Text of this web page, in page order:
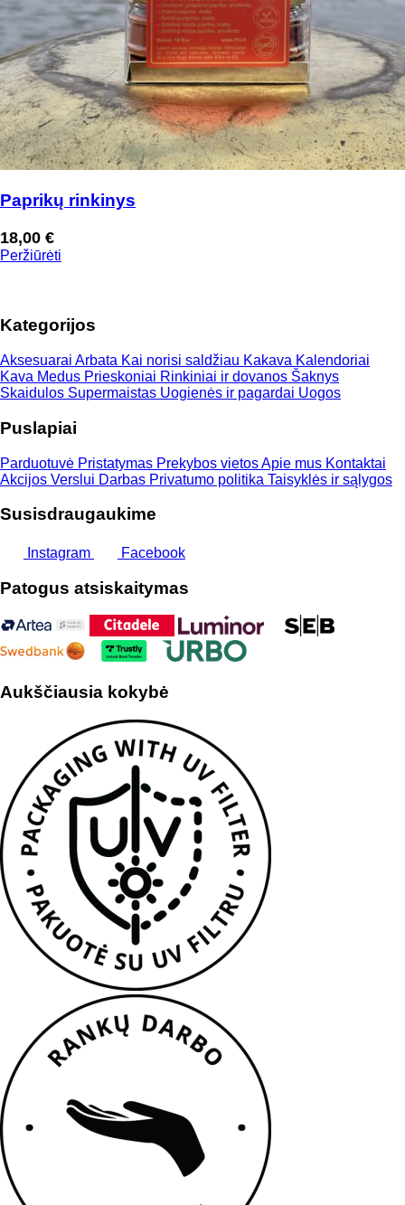
Paprikų rinkinys
18,00 €
Peržiūrėti
Kategorijos
Aksesuarai Arbata Kai norisi saldžiau Kakava Kalendoriai
Kava Medus Prieskoniai Rinkiniai ir dovanos Šaknys
Skaidulos Supermaistas Uogienės ir pagardai Uogos
Puslapiai
Parduotuvė Pristatymas Prekybos vietosApie mus Kontaktai
Akcijos Verslui Darbas Privatumo politika Taisyklės ir sąlygos
Susisdraugaukime
Instagram Facebook
Patogus atsiskaitymas
Aukščiausia kokybė